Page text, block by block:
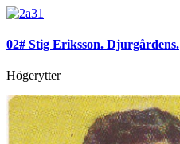
02# Stig Eriksson. Djurgårdens.
Högerytter